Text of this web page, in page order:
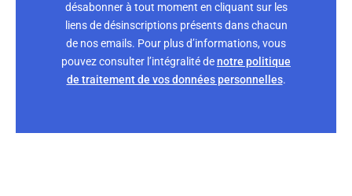
désabonner à tout moment en cliquant sur les
liens de désinscriptions présents dans chacun
de nos emails. Pour plus d’informations, vous
pouvez consulter l’intégralité denotre politique
de traitement de vos données personnelles.